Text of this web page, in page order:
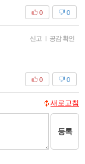
0
0
신고 | 공감 확인
0
0
새로고침
등록